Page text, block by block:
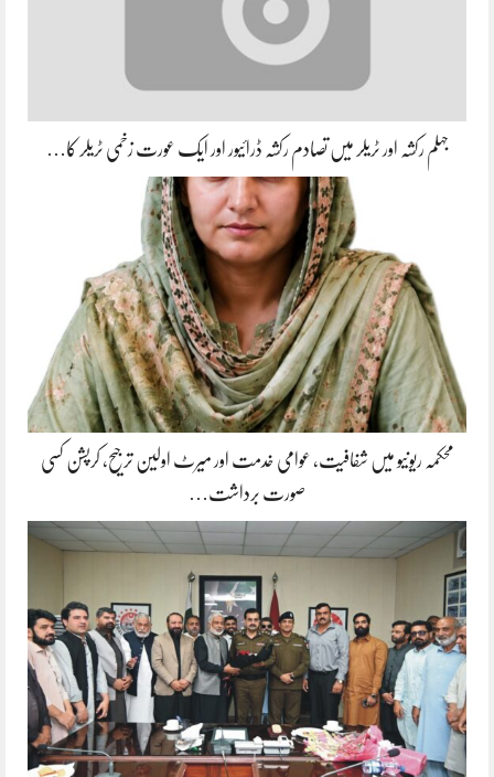
جہلم رکشہ اور ٹریلر میں تصادم رکشہ ڈرائیور اور ایک عورت زخمی ٹریلر کا…
محکمہ ریونیو میں شفافیت، عوامی خدمت اور میرٹ اولین ترجیح، کرپشن کسی
صورت برداشت…